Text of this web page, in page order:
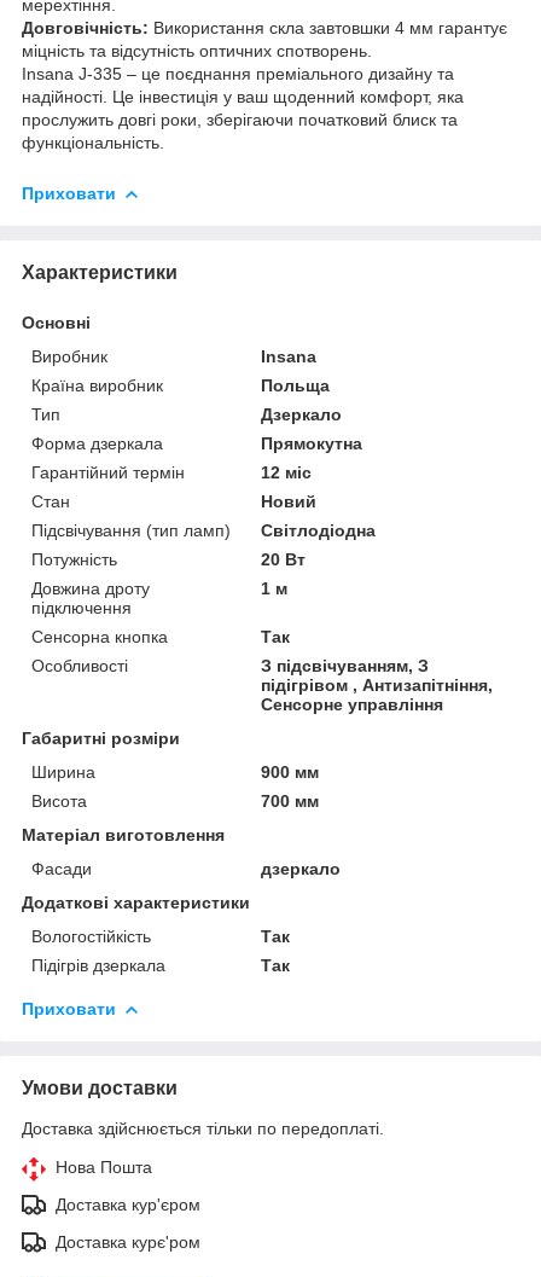
мерехтіння.
Довговічність: Використання скла завтовшки 4 мм гарантує
міцність та відсутність оптичних спотворень.
Insana J-335 – це поєднання преміального дизайну та
надійності. Це інвестиція у ваш щоденний комфорт, яка
прослужить довгі роки, зберігаючи початковий блиск та
функціональність.
Приховати
Характеристики
Основні
Виробник
Insana
Країна виробник
Польща
Тип
Дзеркало
Форма дзеркала
Прямокутна
Гарантійний термін
12 міс
Стан
Новий
Підсвічування (тип ламп)
Світлодіодна
Потужність
20 Вт
Довжина дроту
підключення
1 м
Сенсорна кнопка
Так
Особливості
З підсвічуванням, З
підігрівом , Антизапітніння,
Сенсорне управління
Габаритні розміри
Ширина
900 мм
Висота
700 мм
Матеріал виготовлення
Фасади
дзеркало
Додаткові характеристики
Вологостійкість
Так
Підігрів дзеркала
Так
Приховати
Умови доставки
Доставка здійснюється тільки по передоплаті.
Нова Пошта
Доставка кур'єром
Доставка курє'ром